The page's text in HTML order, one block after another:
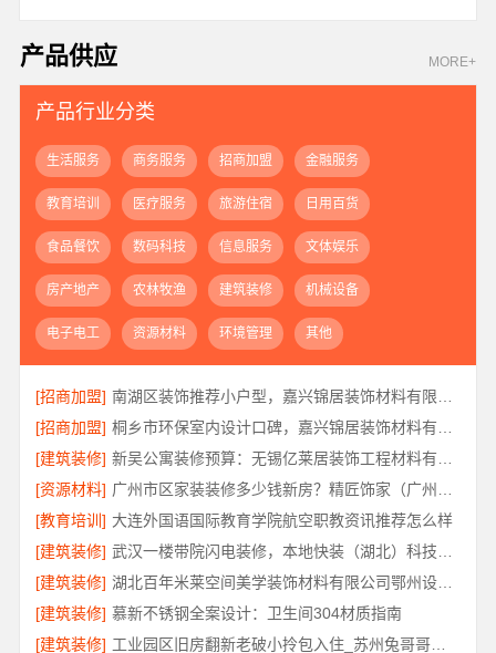
产品供应 MORE+
产品行业分类
生活服务 商务服务 招商加盟 金融服务
教育培训 医疗服务 旅游住宿 日用百货
食品餐饮 数码科技 信息服务 文体娱乐
房产地产 农林牧渔 建筑装修 机械设备
电子电工 资源材料 环境管理 其他
[招商加盟]
[招商加盟]
[建筑装修]
[资源材料]
[教育培训] 大连外国语国际教育学院航空职教资讯推荐怎么样
[建筑装修]
[建筑装修]
湖北百年米莱空间美学装饰材料有限公司鄂州设计装修实景案例
[建筑装修] 慕新不锈钢全案设计：卫生间304材质指南
[建筑装修]
工业园区旧房翻新老破小拎包入住_苏州兔哥哥智装